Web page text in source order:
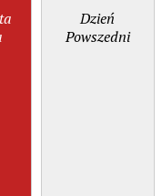
Dzień
Powszedni